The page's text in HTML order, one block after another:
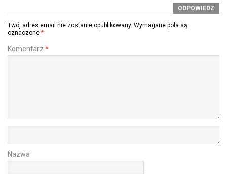
ODPOWIEDZ
Twój adres email nie zostanie opublikowany. Wymagane pola są
oznaczone *
Komentarz *
Nazwa